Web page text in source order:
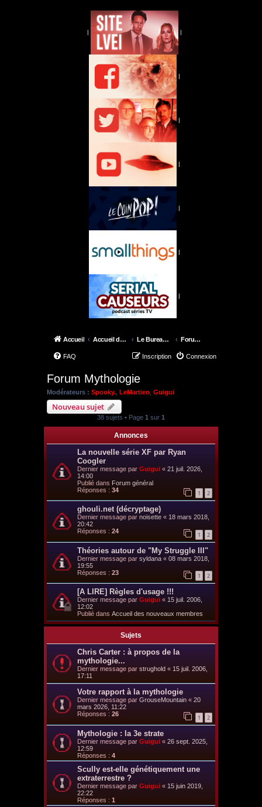
| |
|
|
|
|
|
|
Accueil Accueil du forum Le Bureau des X-Files Forum Mythologie
FAQ Connexion
Inscription
Forum Mythologie
Modérateurs : Spooky. LeMartien Guigui
Nouveau sujet
38 sujets • Page 1 sur 1
Annonces
La nouvelle série XF par Ryan
Coogler
Dernier message par Guigui « 21 juil. 2026,
14:00
Publié dans Forum général
Réponses : 34 1 2
ghouli.net (décryptage)
Dernier message par noisette « 18 mars 2018,
20:42
Réponses : 24 1 2
Théories autour de "My Struggle III"
Dernier message par syldana « 08 mars 2018,
19:55
Réponses : 23 1 2
[A LIRE] Règles d'usage !!!
Dernier message par Guigui « 15 juil. 2006,
12:02
Publié dans Accueil des nouveaux membres
Sujets
Chris Carter : à propos de la
mythologie...
Dernier message par strughold « 15 juil. 2006,
17:11
Votre rapport à la mythologie
Dernier message par GrouseMountain « 20
mars 2026, 11:22
Réponses : 26 1 2
Mythologie : la 3e strate
Dernier message par Guigui « 26 sept. 2025,
12:59
Réponses : 4
Scully est-elle génétiquement une
extraterrestre ?
Dernier message par Guigui « 15 juin 2019,
22:22
Réponses : 1